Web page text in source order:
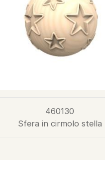
460130
Sfera in cirmolo stella